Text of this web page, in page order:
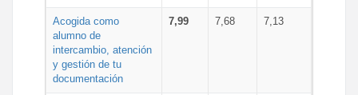
Acogida como
alumno de
intercambio, atención
y gestión de tu
documentación
7,99 7,68 7,13